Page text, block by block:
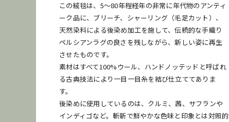
この絨毯は、5〜80年程経年の非常に年代物のアンティ
ーク品に、ブリーチ、シャーリング（毛足カット）、
天然染料による後染め加工を施して、伝統的な手織り
ペルシアンラグの良さを残しながら、新しい姿に再生
させたものです。
素材はすべて100%ウール、ハンドノッテッドと呼ばれ
る古典技法により一目一目糸を結び仕立ててありま
す。
後染めに使用しているのは、クルミ、茜、サフランや
インディゴなど。斬新で鮮やかな色味と印象とは対照的
[配送料金表はこちら
ADD TO CART